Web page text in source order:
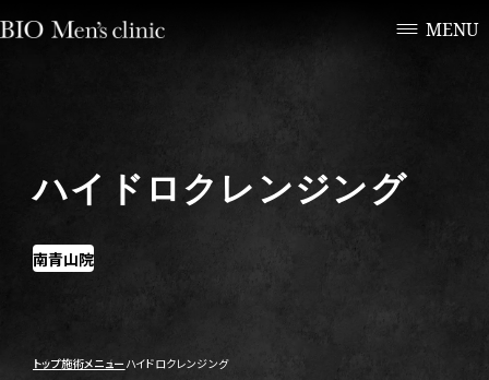
MENU
ハイドロクレンジング
南青山院
トップ施術メニュー ハイドロクレンジング